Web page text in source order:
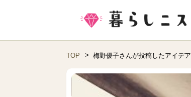
TOP 梅野優子さんが投稿したアイデア